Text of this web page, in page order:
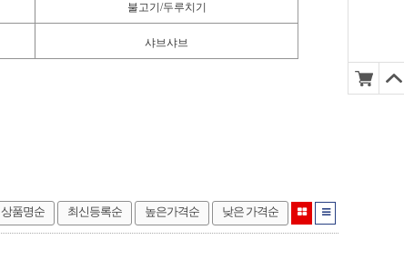
불고기/두루치기
샤브샤브
상품명순 최신등록순 높은가격순 낮은 가격순